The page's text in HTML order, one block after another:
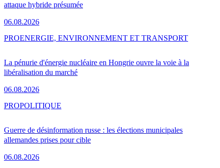
attaque hybride présumée
06.08.2026
La pénurie d'énergie nucléaire en Hongrie ouvre la voie à la
libéralisation du marché
06.08.2026
PROENERGIE, ENVIRONNEMENT ET TRANSPORT
Guerre de désinformation russe : les élections municipales
allemandes prises pour cible
06.08.2026
PROPOLITIQUE